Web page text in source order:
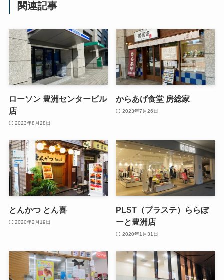
関連記事
ローソン 豊洲センタービル
店
2023年8月28日
からあげ食堂 房総家
2023年7月26日
とんかつ とん喜
2020年2月19日
PLST（プラステ）ららぽ
ーと豊洲店
2020年1月31日